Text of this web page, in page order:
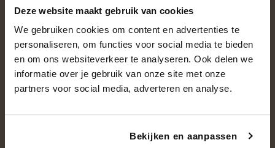
Deze website maakt gebruik van cookies
We gebruiken cookies om content en advertenties te
personaliseren, om functies voor social media te bieden
en om ons websiteverkeer te analyseren. Ook delen we
informatie over je gebruik van onze site met onze
partners voor social media, adverteren en analyse.
Bekijken en aanpassen
OVER ONS
Historie